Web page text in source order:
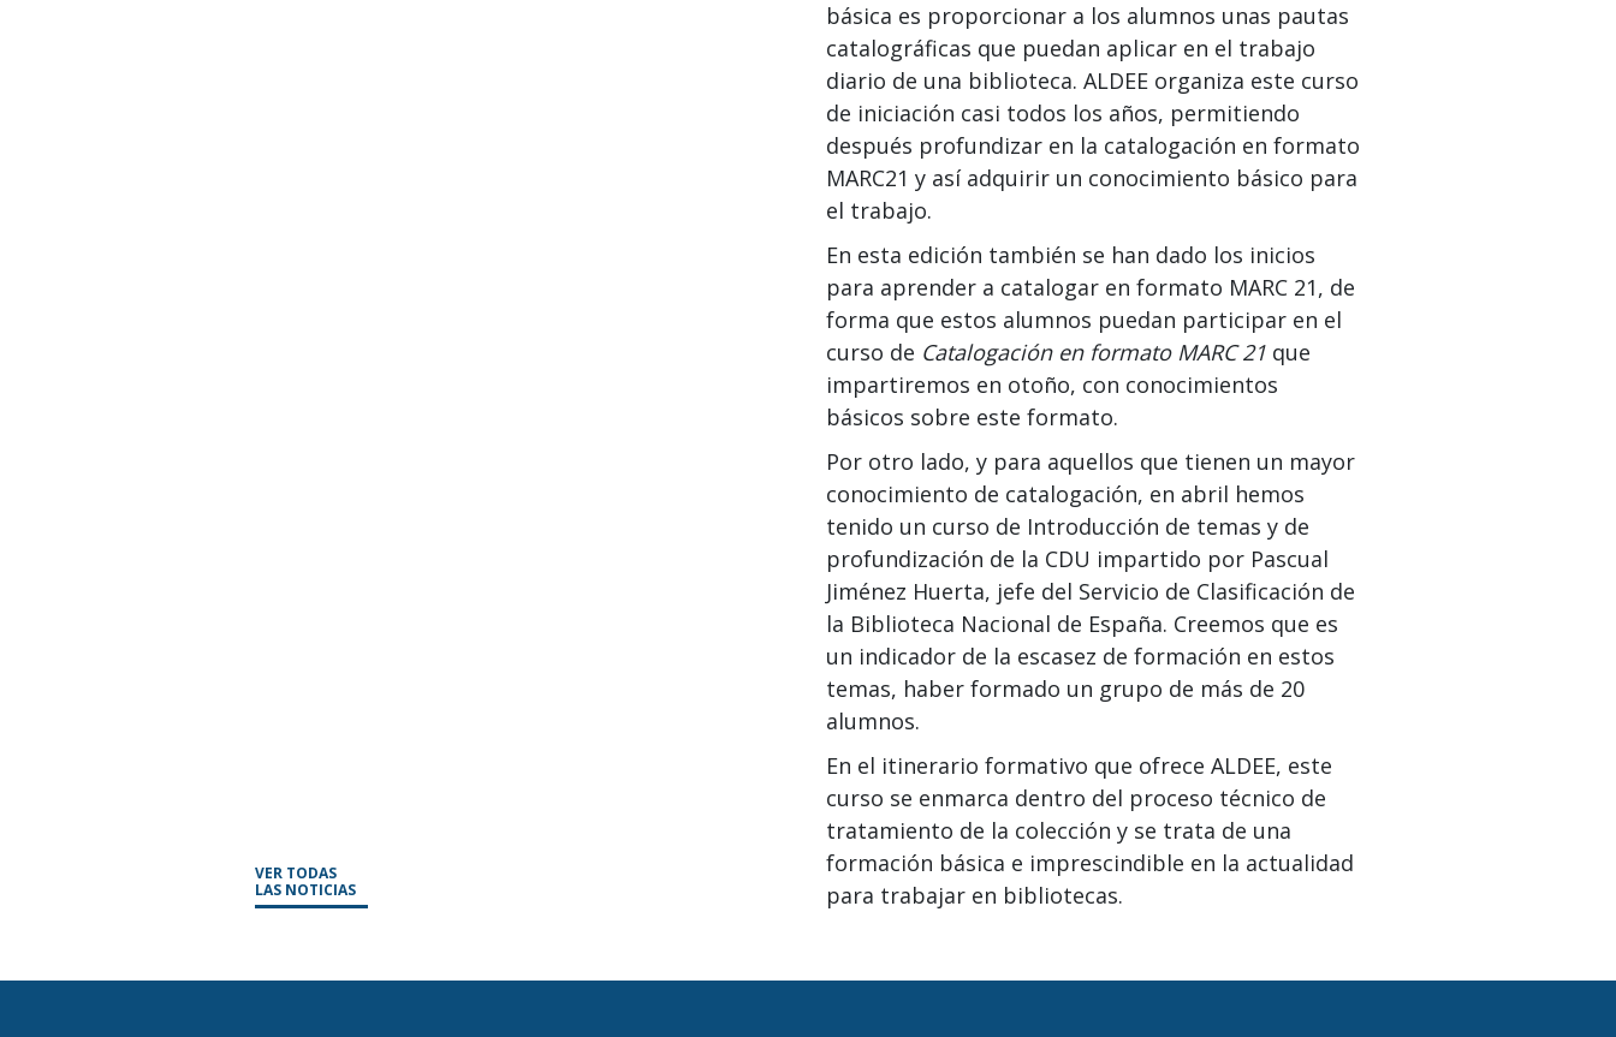
básica es proporcionar a los alumnos unas pautas
catalográficas que puedan aplicar en el trabajo
diario de una biblioteca. ALDEE organiza este curso
de iniciación casi todos los años, permitiendo
después profundizar en la catalogación en formato
MARC21 y así adquirir un conocimiento básico para
el trabajo.
En esta edición también se han dado los inicios
para aprender a catalogar en formato MARC 21, de
forma que estos alumnos puedan participar en el
curso de Catalogación en formato MARC 21 que
impartiremos en otoño, con conocimientos
básicos sobre este formato.
Por otro lado, y para aquellos que tienen un mayor
conocimiento de catalogación, en abril hemos
tenido un curso de Introducción de temas y de
profundización de la CDU impartido por Pascual
Jiménez Huerta, jefe del Servicio de Clasificación de
la Biblioteca Nacional de España. Creemos que es
un indicador de la escasez de formación en estos
temas, haber formado un grupo de más de 20
alumnos.
En el itinerario formativo que ofrece ALDEE, este
curso se enmarca dentro del proceso técnico de
tratamiento de la colección y se trata de una
formación básica e imprescindible en la actualidad
para trabajar en bibliotecas.
VER TODAS
LAS NOTICIAS